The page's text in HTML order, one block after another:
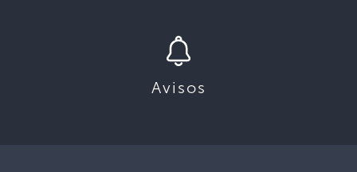
Avisos